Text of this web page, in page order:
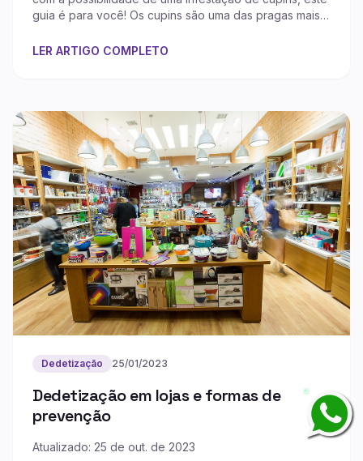
guia é para você! Os cupins são uma das pragas mais
LER ARTIGO COMPLETO
Dedetização 25/01/2023
Dedetização em lojas e formas de
prevenção
Atualizado: 25 de out. de 2023